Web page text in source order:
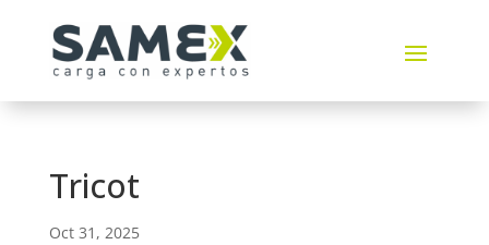
Tricot
Oct 31, 2025